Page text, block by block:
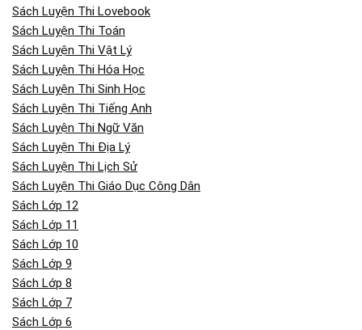
Sách Luyện Thi Lovebook
Sách Luyện Thi Toán
Sách Luyện Thi Vật Lý
Sách Luyện Thi Hóa Học
Sách Luyện Thi Sinh Học
Sách Luyện Thi Tiếng Anh
Sách Luyện Thi Ngữ Văn
Sách Luyện Thi Địa Lý
Sách Luyện Thi Lịch Sử
Sách Luyện Thi Giáo Dục Công Dân
Sách Lớp 12
Sách Lớp 11
Sách Lớp 10
Sách Lớp 9
Sách Lớp 8
Sách Lớp 7
Sách Lớp 6